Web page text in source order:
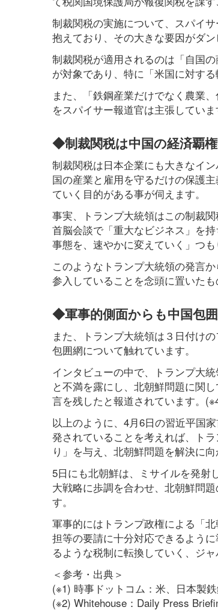
制裁関税の実施について、スパイ
抱えており、その大きな要因がダ
制裁関税が適用されるのは「自国
が対象であり、特に「米国に対す
また、「鉄鋼産業だけでなく農業
をスパイサー報道官は主張していま
◆制裁関税は中国の経済覇
制裁関税は日本企業にも大きなイ
国の産業と雇用を守るだけの保護
ていく目的がある事が伺えます。
事実、トランプ大統領はこの制裁
首脳会談で「重大なビジネス」を
事態を、速やかに変えていく」つ
このようなトランプ大統領の発言
参入していることを念頭に置いたも
◆軍事的側面からも中国包
また、トランプ大統領は３日付け
包囲網について触れています。
インタビューの中で、トランプ大
と不満を露にし、北朝鮮問題に関
言を残したと報道されています。
以上のように、4月6日の習近平国
発されていることを考えれば、ト
り」を与え、北朝鮮問題を解決に
5日にも北朝鮮は、ミサイルを発射
大戦略に歩調を合わせ、北朝鮮問
す。
軍事的にはトランプ政権による「
担等の要請に十分対応できるよう
るような税制に転換していく、ジ
＜参考・出典＞
(※1) 時事ドットコム：米、日本製
(※2) Whitehouse：Daily Press